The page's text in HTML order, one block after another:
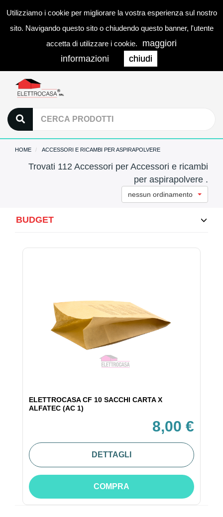
Utilizziamo i cookie per migliorare la vostra esperienza sul nostro
sito. Navigando questo sito o chiudendo questo banner, l'utente
accetta di utilizzare i cookie.
maggiori
informazioni
chiudi
0
HOME ACCESSORI E RICAMBI PER ASPIRAPOLVERE
Trovati 112 Accessori per Accessori e ricambi
per aspirapolvere .
nessun ordinamento
BUDGET
ELETTROCASA CF 10 SACCHI CARTA X
ALFATEC (AC 1)
8,00 €
DETTAGLI
COMPRA